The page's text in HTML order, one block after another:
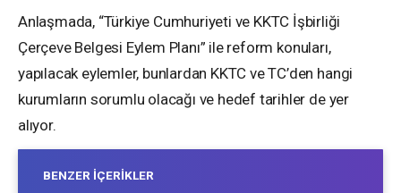
Anlaşmada, “Türkiye Cumhuriyeti ve KKTC İşbirliği
Çerçeve Belgesi Eylem Planı” ile reform konuları,
yapılacak eylemler, bunlardan KKTC ve TC’den hangi
kurumların sorumlu olacağı ve hedef tarihler de yer
alıyor.
BENZER İÇERIKLER